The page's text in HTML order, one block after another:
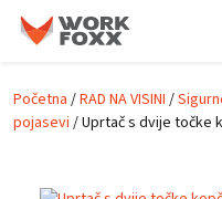
Početna /RAD NA VISINI /
pojasevi / Uprtač s dvije točke